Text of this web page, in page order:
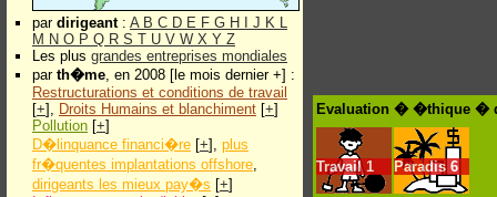
par dirigeant: A B C D E F G H J K L
M N O P Q R S T U V W X Y Z
Les plus grandes entreprises mondiales
par th�me, en 2008 [le mois dernier +] :
Restructurations et conditions de travail
[+], Droits Humains et blanchiment [+]
Pollution [+]
D�linquance financi�re [+], plus
fr�quentes implantations offshore,
dirigeants les mieux pay�s [+]
Evaluation � �thique �
Travail 1 Paradis 6